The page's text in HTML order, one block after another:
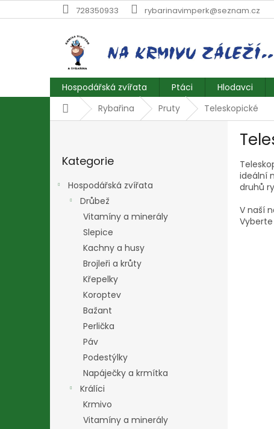
na
728350933 rybarinavimperk@seznam.cz
Hospodářská zvířata Ptáci Hlodavci
DomůRybařina Pruty Teleskopické
kategorie
Kategorie
Hospodářská zvířata
Drůbež
Vitamíny a minerály
Slepice
Kachny a husy
Brojleři a krůty
Křepelky
Koroptev
Bažant
Perlička
Páv
Podestýlky
Napáječky a krmítka
Králíci
Krmivo
Vitamíny a minerály
ideální
druhů
V naší